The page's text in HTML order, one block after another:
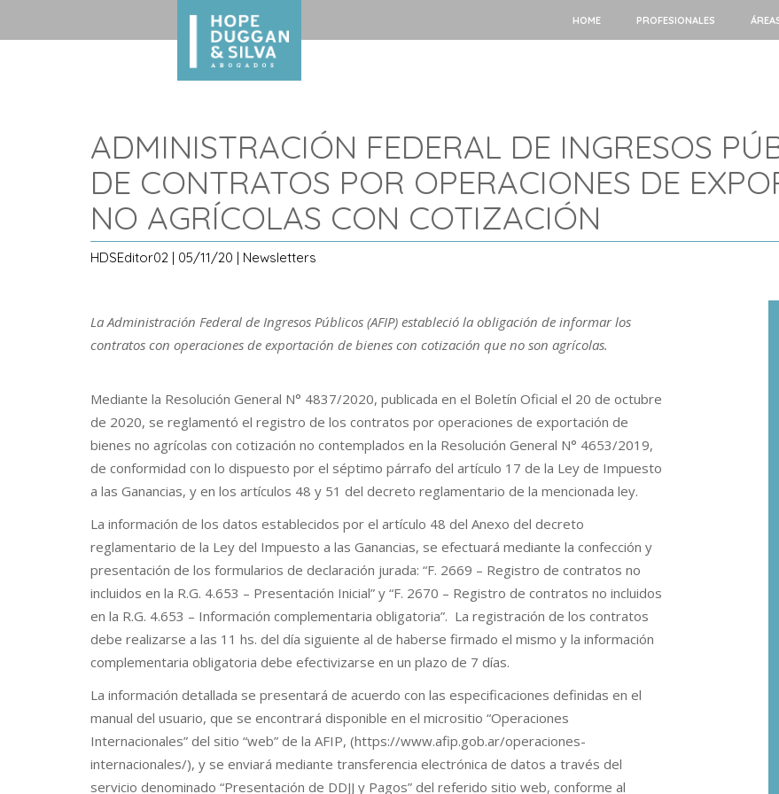
HOME PROFESIONALES
ADMINISTRACIÓN FEDERAL DE INGRESOS
DE CONTRATOS POR OPERACIONES DE
NO AGRÍCOLAS CON COTIZACIÓN
HDSEditor02 | 05/11/20 | Newsletters
La Administración Federal de Ingresos Públicos (AFIP) estableció la obligación de informar los
contratos con operaciones de exportación de bienes con cotización que no son agrícolas.
Mediante la Resolución General N° 4837/2020, publicada en el Boletín Oficial el 20 de octubre
de 2020, se reglamentó el registro de los contratos por operaciones de exportación de
bienes no agrícolas con cotización no contemplados en la Resolución General N° 4653/2019,
de conformidad con lo dispuesto por el séptimo párrafo del artículo 17 de la Ley de Impuesto
a las Ganancias, y en los artículos 48 y 51 del decreto reglamentario de la mencionada ley.
La información de los datos establecidos por el artículo 48 del Anexo del decreto
reglamentario de la Ley del Impuesto a las Ganancias, se efectuará mediante la confección y
presentación de los formularios de declaración jurada: “F. 2669 – Registro de contratos no
incluidos en la R.G. 4.653 – Presentación Inicial” y “F. 2670 – Registro de contratos no incluidos
en la R.G. 4.653 – Información complementaria obligatoria”. La registración de los contratos
debe realizarse a las 11 hs. del día siguiente al de haberse firmado el mismo y la información
complementaria obligatoria debe efectivizarse en un plazo de 7 días.
La información detallada se presentará de acuerdo con las especificaciones definidas en el
manual del usuario, que se encontrará disponible en el micrositio “Operaciones
Internacionales” del sitio “web” de la AFIP, (https://www.afip.gob.ar/operaciones-
internacionales/), y se enviará mediante transferencia electrónica de datos a través del
servicio denominado “Presentación de DDJJ y Pagos” del referido sitio web, conforme al